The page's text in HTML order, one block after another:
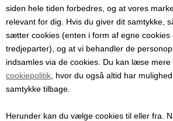
siden hele tiden forbedres, og at vores
relevant for dig. Hvis du giver dit samtykke,
sætter cookies (enten i form af egne cookies
tredjeparter), og at vi behandler de
indsamles via de cookies. Du kan læse
cookiepolitik , hvor du også altid har
samtykke tilbage.
Herunder kan du vælge cookies til eller fra.
Spand med tappehane
tætsluttende låg –
fødevaregodkendt, 10
Varenummer: 4303c-Pakke
Fødevaregodkendt tappespand med